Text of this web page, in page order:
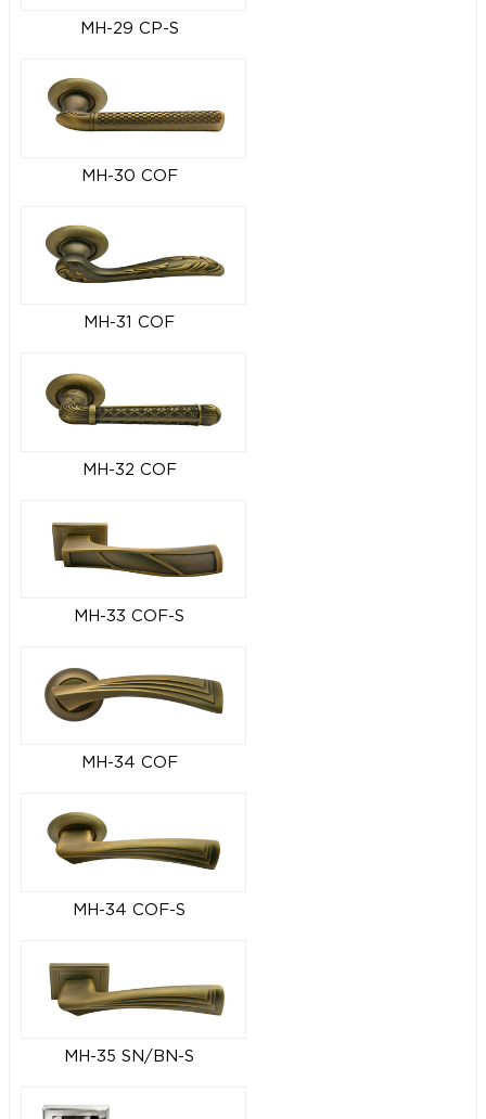
MH-29 CP-S
MH-30 COF
MH-31 COF
MH-32 COF
MH-33 COF-S
MH-34 COF
MH-34 COF-S
MH-35 SN/BN-S